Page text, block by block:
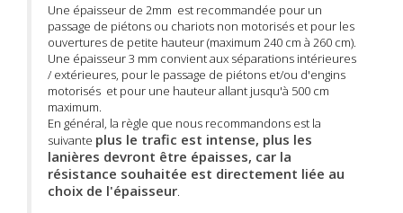
Une épaisseur de 2mm est recommandée pour un
passage de piétons ou chariots non motorisés et pour les
ouvertures de petite hauteur (maximum 240 cm à 260 cm).
Une épaisseur 3 mm convient aux séparations intérieures
/ extérieures, pour le passage de piétons et/ou d'engins
motorisés et pour une hauteur allant jusqu'à 500 cm
maximum.
En général, la règle que nous recommandons est la
suivante plus le trafic est intense, plus les
lanières devront être épaisses, car la
résistance souhaitée est directement liée au
choix de l'épaisseur